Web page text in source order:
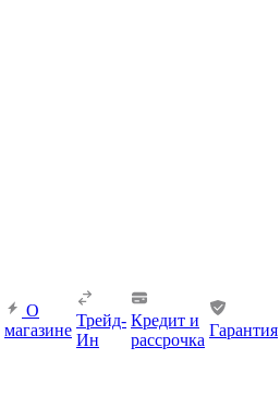
О
магазине
Трейд-
Ин
Кредит и
рассрочка
Гарантия